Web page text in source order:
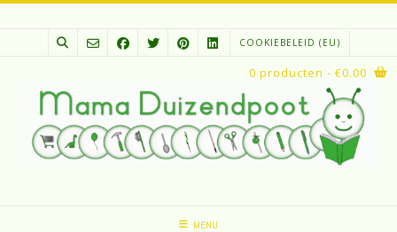
Spring
COOKIEBELEID (EU)
MENU
0 producten - €0.00